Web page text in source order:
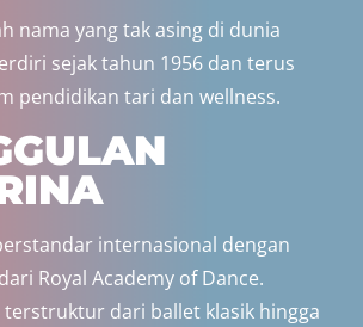
nama yang tak asing di dunia
sejak tahun 1956 dan terus
pendidikan tari dan wellness.
internasional dengan
Royal Academy of Dance.
dari ballet klasik hingga